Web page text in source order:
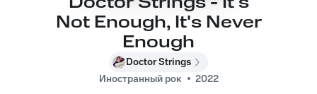
Not Enough, It's Never
Enough
Doctor Strings
Иностранный рок
2022